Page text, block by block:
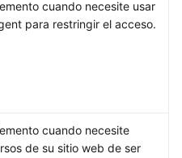
cuando necesite usar
para restringir el acceso.
cuando necesite
de su sitio web de ser